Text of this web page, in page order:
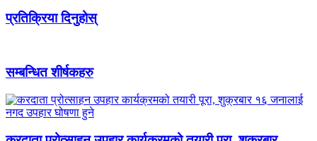
प्रतिक्रिया दिनुहोस्
सम्बन्धित शीर्षकहरु